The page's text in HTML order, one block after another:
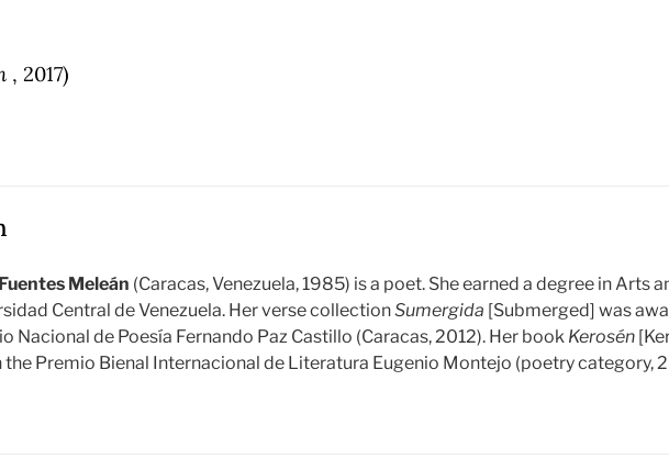
, 2017)
Meleán (Caracas, Venezuela, 1985) is a poet. She earned a degree in Arts
Central de Venezuela. Her verse collectionSumergida [Submerged] was
Nacional de Poesía Fernando Paz Castillo (Caracas, 2012). Her book Kerosén
the Premio Bienal Internacional de Literatura Eugenio Montejo (poetry category,